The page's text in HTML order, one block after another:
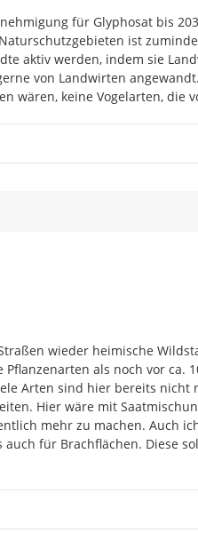
für Glyphosat bis
ist
aktiv werden, indem sie
von Landwirten
wären, keine Vogelarten, die
wieder heimische
als noch vor ca.
Arten sind hier bereits
Hier wäre mit
mehr zu machen. Auch
für Brachflächen. Diese